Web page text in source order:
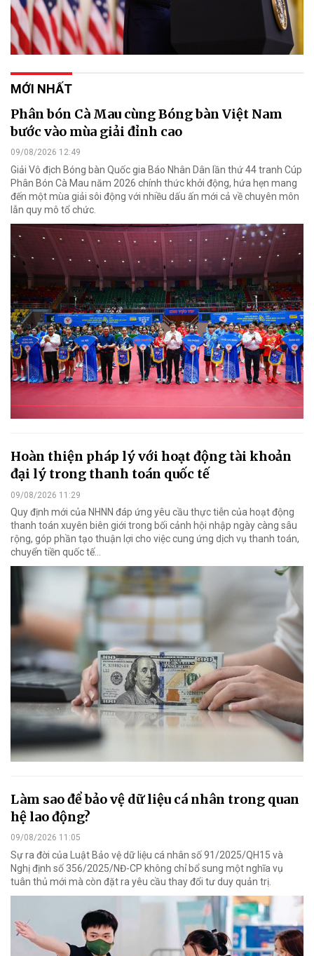
MỚI NHẤT
Phân bón Cà Mau cùng Bóng bàn Việt Nam
bước vào mùa giải đỉnh cao
09/08/2026 12:49
Giải Vô địch Bóng bàn Quốc gia Báo Nhân Dân lần thứ 44 tranh Cúp
Phân Bón Cà Mau năm 2026 chính thức khởi động, hứa hẹn mang
đến một mùa giải sôi động với nhiều dấu ấn mới cả về chuyên môn
lẫn quy mô tổ chức.
Hoàn thiện pháp lý với hoạt động tài khoản
đại lý trong thanh toán quốc tế
09/08/2026 11:29
Quy định mới của NHNN đáp ứng yêu cầu thực tiễn của hoạt động
thanh toán xuyên biên giới trong bối cảnh hội nhập ngày càng sâu
rộng, góp phần tạo thuận lợi cho việc cung ứng dịch vụ thanh toán,
chuyển tiền quốc tế...
Làm sao để bảo vệ dữ liệu cá nhân trong quan
hệ lao động?
09/08/2026 11:05
Sự ra đời của Luật Bảo vệ dữ liệu cá nhân số 91/2025/QH15 và
Nghị định số 356/2025/NĐ-CP không chỉ bổ sung một nghĩa vụ
tuân thủ mới mà còn đặt ra yêu cầu thay đổi tư duy quản trị.